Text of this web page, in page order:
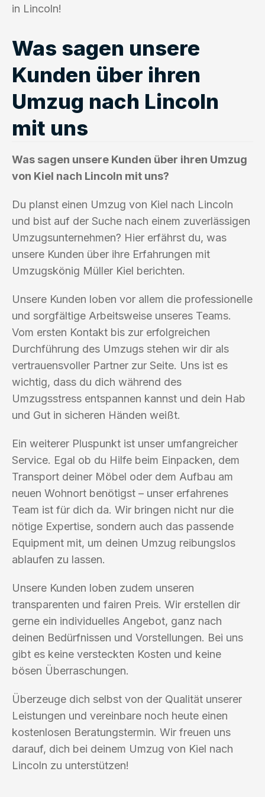
in Lincoln!
Was sagen unsere
Kunden über ihren
Umzug nach Lincoln
mit uns
Was sagen unsere Kunden über ihren Umzug
von Kiel nach Lincoln mit uns?
Du planst einen Umzug von Kiel nach Lincoln
und bist auf der Suche nach einem zuverlässigen
Umzugsunternehmen? Hier erfährst du, was
unsere Kunden über ihre Erfahrungen mit
Umzugskönig Müller Kiel berichten.
Unsere Kunden loben vor allem die professionelle
und sorgfältige Arbeitsweise unseres Teams.
Vom ersten Kontakt bis zur erfolgreichen
Durchführung des Umzugs stehen wir dir als
vertrauensvoller Partner zur Seite. Uns ist es
wichtig, dass du dich während des
Umzugsstress entspannen kannst und dein Hab
und Gut in sicheren Händen weißt.
Ein weiterer Pluspunkt ist unser umfangreicher
Service. Egal ob du Hilfe beim Einpacken, dem
Transport deiner Möbel oder dem Aufbau am
neuen Wohnort benötigst – unser erfahrenes
Team ist für dich da. Wir bringen nicht nur die
nötige Expertise, sondern auch das passende
Equipment mit, um deinen Umzug reibungslos
ablaufen zu lassen.
Unsere Kunden loben zudem unseren
transparenten und fairen Preis. Wir erstellen dir
gerne ein individuelles Angebot, ganz nach
deinen Bedürfnissen und Vorstellungen. Bei uns
gibt es keine versteckten Kosten und keine
bösen Überraschungen.
Überzeuge dich selbst von der Qualität unserer
Leistungen und vereinbare noch heute einen
kostenlosen Beratungstermin. Wir freuen uns
darauf, dich bei deinem Umzug von Kiel nach
Lincoln zu unterstützen!